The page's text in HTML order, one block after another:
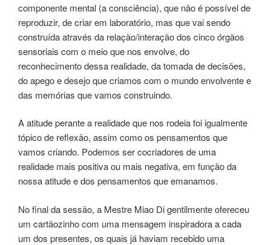
componente mental (a consciência), que não é possível de
reproduzir, de criar em laboratório, mas que vai sendo
construída através da relação/interação dos cinco órgãos
sensoriais com o meio que nos envolve, do
reconhecimento dessa realidade, da tomada de decisões,
do apego e desejo que criamos com o mundo envolvente e
das memórias que vamos construindo.
A atitude perante a realidade que nos rodeia foi igualmente
tópico de reflexão, assim como os pensamentos que
vamos criando. Podemos ser cocriadores de uma
realidade mais positiva ou mais negativa, em função da
nossa atitude e dos pensamentos que emanamos.
No final da sessão, a Mestre Miao Di gentilmente ofereceu
um cartãozinho com uma mensagem inspiradora a cada
um dos presentes, os quais já haviam recebido uma